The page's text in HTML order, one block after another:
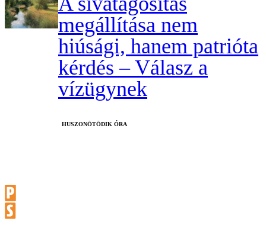
megállítása nem
hiúsági, hanem patrióta
kérdés – Válasz a
vízügynek
HUSZONÖTÖDIK ÓRA